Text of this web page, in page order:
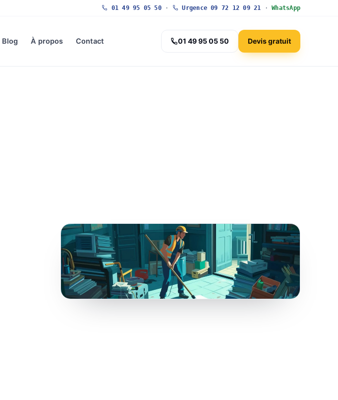
01 49 95 05 50· Urgence 09 72 12 09 21 ·WhatsApp
Blog À propos Contact 01 49 95 05 50 Devis gratuit